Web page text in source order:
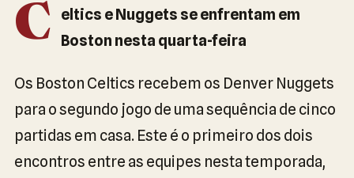
C
eltics e Nuggets se enfrentam em
Boston nesta quarta-feira
Os Boston Celtics recebem os Denver Nuggets
para o segundo jogo de uma sequência de cinco
partidas em casa. Este é o primeiro dos dois
encontros entre as equipes nesta temporada,